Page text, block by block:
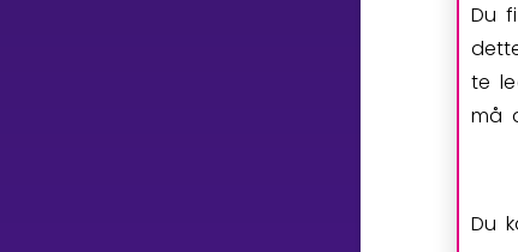
Du
te
må
Du